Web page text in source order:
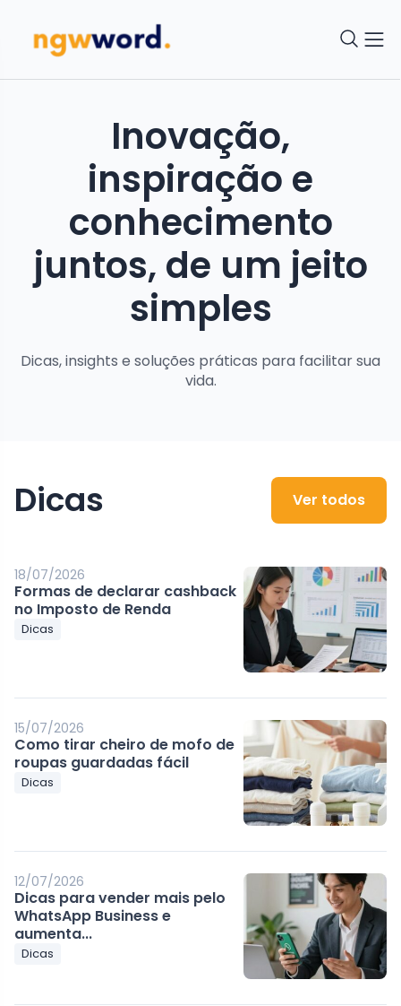
Inovação,
inspiração e
conhecimento
juntos, de um jeito
simples
Dicas, insights e soluções práticas para facilitar sua
vida.
Dicas Ver todos
18/07/2026
Formas de declarar cashback
no Imposto de Renda
Dicas
15/07/2026
Como tirar cheiro de mofo de
roupas guardadas fácil
Dicas
12/07/2026
Dicas para vender mais pelo
WhatsApp Business e
aumenta...
Dicas